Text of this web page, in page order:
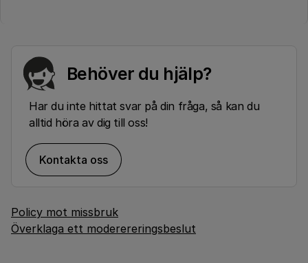
Behöver du hjälp?
Har du inte hittat svar på din fråga, så kan du
alltid höra av dig till oss!
Kontakta oss
Policy mot missbruk
Överklaga ett moderereringsbeslut